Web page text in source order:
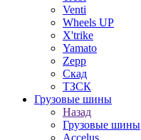
Venti
Wheels UP
X'trike
Yamato
Zepp
Скад
ТЗСК
Грузовые шины
Назад
Грузовые шины
Accelus